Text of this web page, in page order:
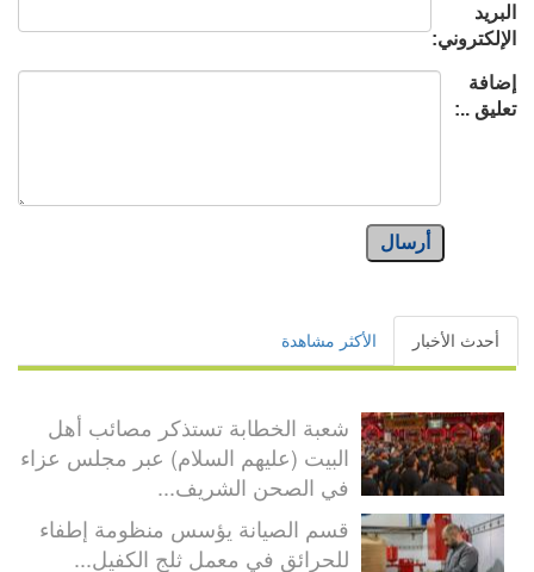
البريد
الإلكتروني:
إضافة
تعليق ..:
أرسال
أحدث الأخبار الأكثر مشاهدة
شعبة الخطابة تستذكر مصائب أهل
البيت (عليهم السلام) عبر مجلس عزاء
في الصحن الشريف...
قسم الصيانة يؤسس منظومة إطفاء
للحرائق في معمل ثلج الكفيل...